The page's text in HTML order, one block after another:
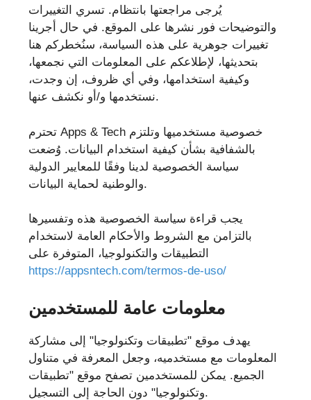
يُرجى مراجعتها بانتظام. تسري التغييرات
والتوضيحات فور نشرها على الموقع. في حال أجرينا
تغييرات جوهرية على هذه السياسة، سنُخطركم هنا
بتحديثها، لإطلاعكم على المعلومات التي نجمعها،
وكيفية استخدامها، وفي أي ظروف، إن وجدت،
نستخدمها و/أو نكشف عنها.
تحترم Apps & Tech خصوصية مستخدميها وتلتزم
بالشفافية بشأن كيفية استخدام البيانات. وُضعت
سياسة الخصوصية لدينا وفقًا للمعايير الدولية
والوطنية لحماية البيانات.
يجب قراءة سياسة الخصوصية هذه وتفسيرها
بالتزامن مع الشروط والأحكام العامة لاستخدام
التطبيقات والتكنولوجيا، المتوفرة على
https://appsntech.com/termos-de-uso/
معلومات عامة للمستخدمين
يهدف موقع "تطبيقات وتكنولوجيا" إلى مشاركة
المعلومات مع مستخدميه، وجعل المعرفة في متناول
الجميع. يمكن للمستخدمين تصفح موقع "تطبيقات
وتكنولوجيا" دون الحاجة إلى التسجيل.